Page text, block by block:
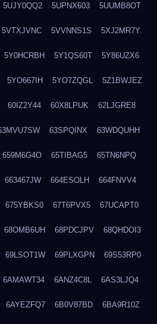
5UJY0QQ2 5UPNX603 5UUMB8OT
5VTXJVNC 5VVNNS1S 5XJ2MR7Y
5Y0HCRBH 5Y1QS60T 5Y86UZX6
5YO667IH 5YO7ZQGL 5Z1BWJEZ
60IZ2Y44 60X8LPUK 62LJGRE8
63SPQINX 63WDQUHH
659M6G4O 65TIBAG5 65TN6NPQ
663467JW 664ESOLH 664FNVV4
675YBKS0 67T6PVX5 67UCAPT0
68OMB6UH 68PDCJPV 68QHDOI3
69LSOT1W 69PLXGPN 69S53RP0
6AMAWT34 6ANZ4C8L 6AS3LJQ4
6AYEZFQ7 6B0V87BD 6BA9R10Z